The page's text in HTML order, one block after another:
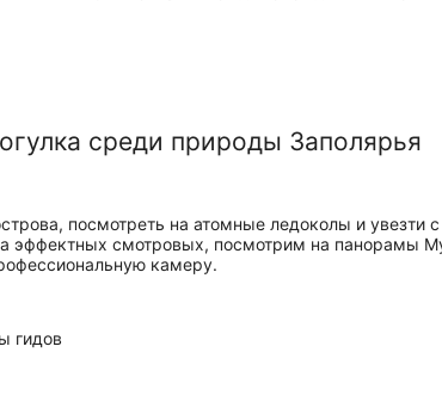
среди природы Заполярья
посмотреть на атомные ледоколы и
смотровых, посмотрим на панорамы
камеру.
гидов